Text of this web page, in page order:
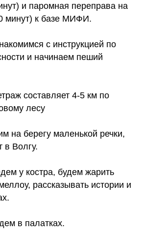
и паромная переправа на
минут) к базе МИФИ.
с инструкцией по
и начинаем пеший
составляет 4-5 км по
лесу
на берегу маленькой речки,
в Волгу.
у костра, будем жарить
рассказывать истории и
в палатках.